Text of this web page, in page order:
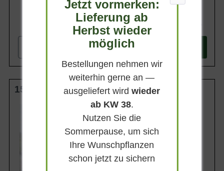
In den
150-175 cm C50
Wuchsendhöhe
6 - 8 m
Belaubung
Immergrün
Blatt- / Nadelfarbe
Blaugrün
Jetzt vormerken:
Lieferung ab
Herbst wieder
möglich
Bestellungen nehmen wir
weiterhin gerne an —
ausgeliefert wirdwieder
ab KW 38.
Nutzen Sie die
Sommerpause, um sich
Ihre Wunschpflanzen
schon jetzt zu sichern